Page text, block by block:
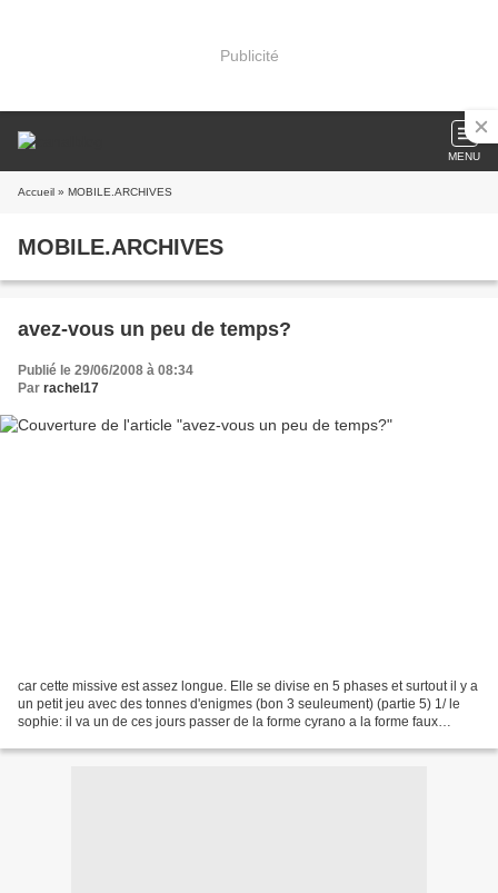
Publicité
MENU
Accueil » MOBILE.ARCHIVES
MOBILE.ARCHIVES
avez-vous un peu de temps?
Publié le 29/06/2008 à 08:34
Par rachel17
car cette missive est assez longue. Elle se divise en 5 phases et surtout il y a
un petit jeu avec des tonnes d'enigmes (bon 3 seuleument) (partie 5) 1/ le
sophie: il va un de ces jours passer de la forme cyrano a la forme faux